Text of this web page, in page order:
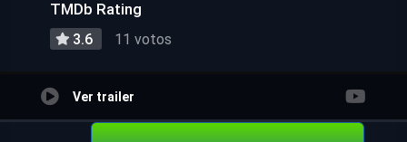
TMDb Rating
3.6 11 votos
Ver trailer